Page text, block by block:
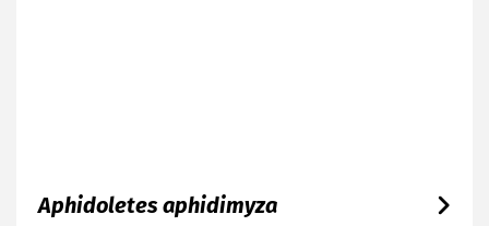
Aphidoletes aphidimyza